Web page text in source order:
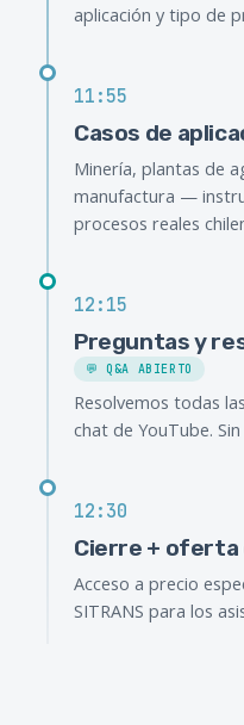
aplicación y tipo de
11:55
Casos de
Minería, plantas de
manufactura —
procesos reales
12:15
Preguntas y
💬 Q&A ABIERTO
Resolvemos todas
chat de YouTube.
12:30
Cierre +
Acceso a precio
SITRANS para los